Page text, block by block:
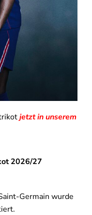
jetzt in unserem
2026/27
Germain wurde